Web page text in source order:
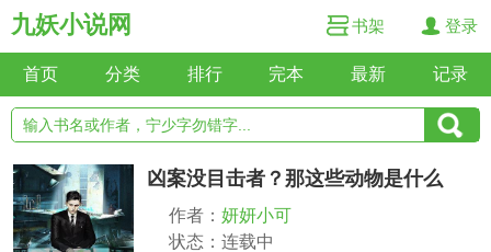
九妖小说网 书架 登录
首页 分类 排行 完本 最新 记录
凶案没目击者？那这些动物是什么
作者： 妍妍小可
状态：连载中